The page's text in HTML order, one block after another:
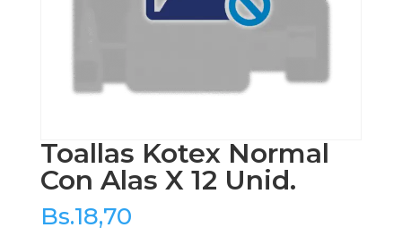
Toallas Kotex Normal
Con Alas X 12 Unid.
Bs.18,70